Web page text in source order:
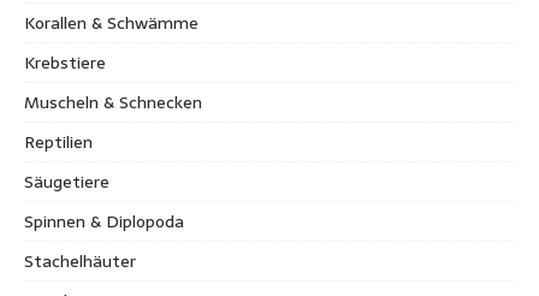
Korallen & Schwämme
Krebstiere
Muscheln & Schnecken
Reptilien
Säugetiere
Spinnen & Diplopoda
Stachelhäuter